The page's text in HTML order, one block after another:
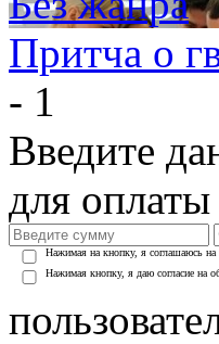
Притча о
- 1
Введите
для оплаты
Нажимая на кнопку, я соглашаюсь на
Нажимая кнопку, я даю согласие на